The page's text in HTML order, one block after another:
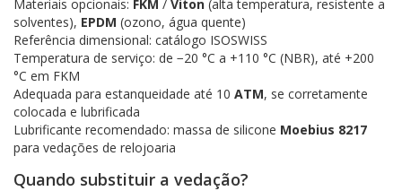
Materiais opcionais: FKM / Viton (alta temperatura, resistente a
solventes), EPDM (ozono, água quente)
Referência dimensional: catálogo ISOSWISS
Temperatura de serviço: de −20 °C a +110 °C (NBR), até +200
°C em FKM
Adequada para estanqueidade até 10 ATM, se corretamente
colocada e lubrificada
Lubrificante recomendado: massa de silicone Moebius 8217
para vedações de relojoaria
Quando substituir a vedação?